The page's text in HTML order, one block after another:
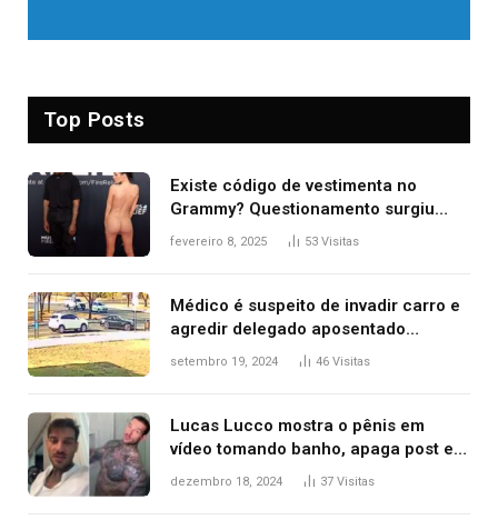
Top Posts
Existe código de vestimenta no
Grammy? Questionamento surgiu
após Bianca Censori, mulher de
fevereiro 8, 2025 53 Visitas
Médico é suspeito de invadir carro e
agredir delegado aposentado
durante confusão no trânsito
setembro 19, 2024 46 Visitas
Lucas Lucco mostra o pênis em
vídeo tomando banho, apaga post e
diz ‘foi mal’
dezembro 18, 2024 37 Visitas